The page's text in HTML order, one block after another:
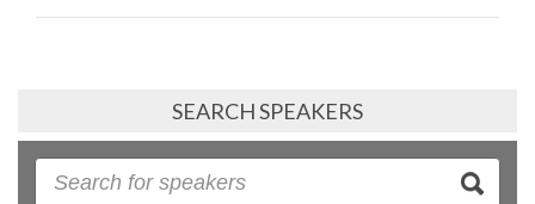
SEARCH SPEAKERS